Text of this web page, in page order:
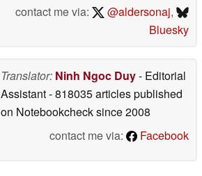
contact me via:
@aldersonaj,
Bluesky
Translator: Ninh Ngoc Duy- Editorial
Assistant- 818035 articles published
on Notebookchecksince 2008
contact me via:
Facebook